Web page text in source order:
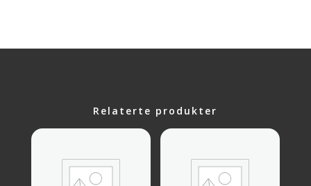
Relaterte produkter